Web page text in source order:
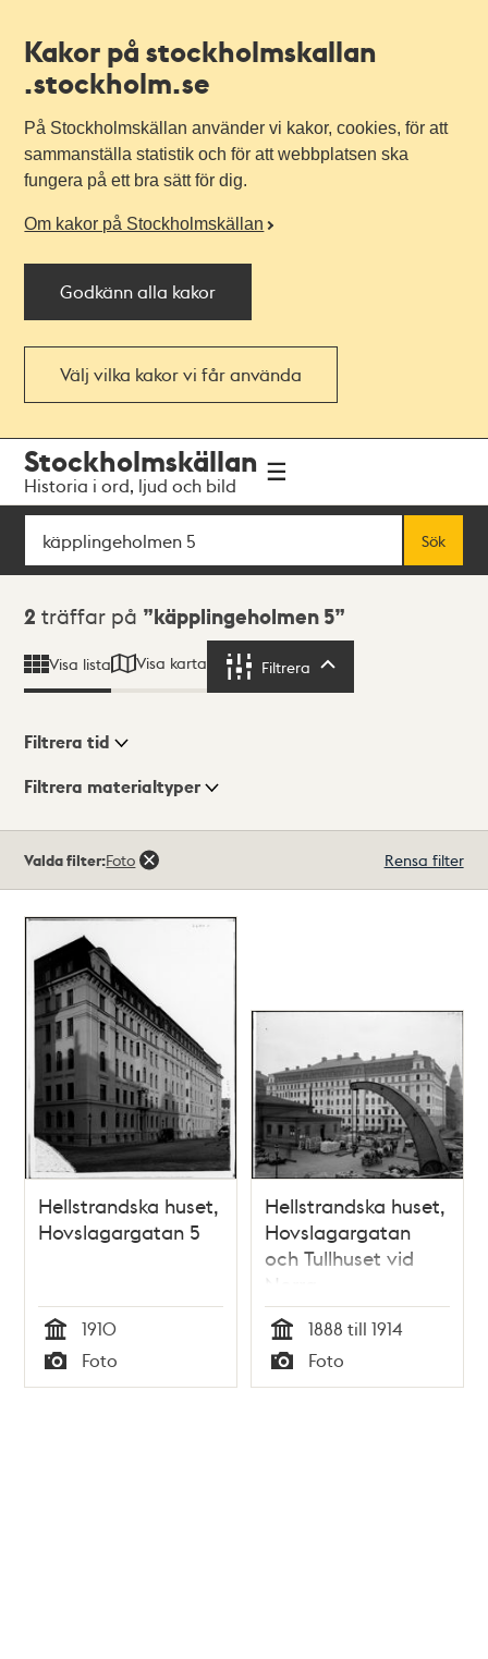
Kakor på stockholmskallan
.stockholm.se
På Stockholmskällan använder vi kakor, cookies, för att
sammanställa statistik och för att webbplatsen ska
fungera på ett bra sätt för dig.
Om kakor på Stockholmskällan
Godkänn alla kakor
Välj vilka kakor vi får använda
navigationen
huvudinnehållet
Stockholmskällan
Historia i ord, ljud och bild
Sök
Sök
Sökresultat
2 träffar på käpplingeholmen 5
Visa lista Visa karta Filtrera
Visningsläge
Filtrera tid
Filtrera materialtyper
träffar
Valda filter:Foto Rensa filter
Hellstrandska huset,
Hovslagargatan 5
Tid
1910
Typ
Foto
Hellstrandska huset,
Hovslagargatan
och Tullhuset vid
Norra
Blasieholmshamnen
Tid
1888 till 1914
Typ
Foto